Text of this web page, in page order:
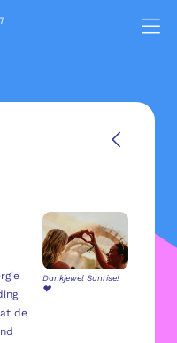
Dankjewel Sunrise!
❤️
de